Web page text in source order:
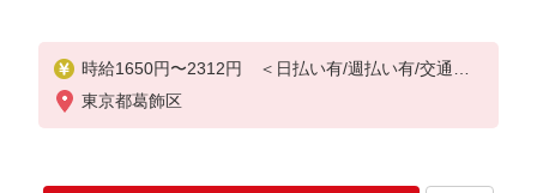
時給1650円〜2312円 ＜日払い有/週払い有/交通費
全支給(ガソリン代含む)＞
東京都葛飾区